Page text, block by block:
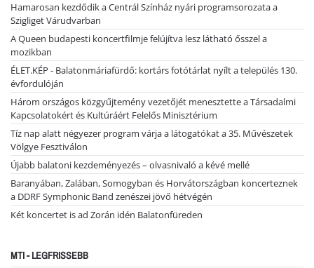
Hamarosan kezdődik a Centrál Színház nyári programsorozata a
Szigliget Várudvarban
A Queen budapesti koncertfilmje felújítva lesz látható ősszel a
mozikban
ÉLET.KÉP - Balatonmáriafürdő: kortárs fotótárlat nyílt a település 130.
évfordulóján
Három országos közgyűjtemény vezetőjét menesztette a Társadalmi
Kapcsolatokért és Kultúráért Felelős Minisztérium
Tíz nap alatt négyezer program várja a látogatókat a 35. Művészetek
Völgye Fesztiválon
Újabb balatoni kezdeményezés – olvasnivaló a kévé mellé
Baranyában, Zalában, Somogyban és Horvátországban koncerteznek
a DDRF Symphonic Band zenészei jövő hétvégén
Két koncertet is ad Zorán idén Balatonfüreden
MTI - LEGFRISSEBB